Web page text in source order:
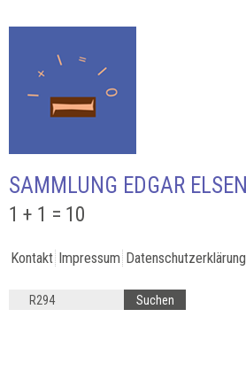
SAMMLUNG EDGAR ELSEN
1 + 1 = 10
Kontakt Impressum Datenschutzerklärung